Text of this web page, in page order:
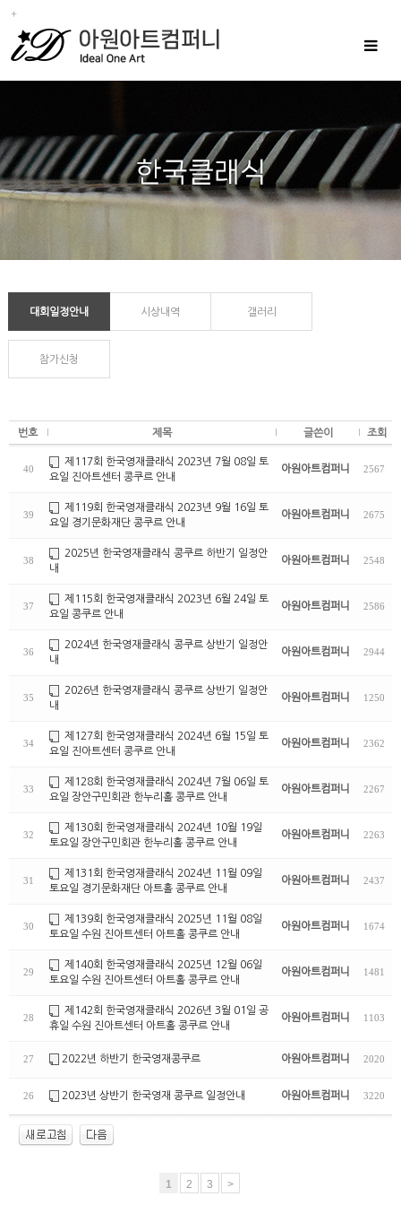
Toggle
대회일정안내 시상내역 갤러리
참가신청
번호 제목 글쓴이 조회
40
제117회 한국영재클래식 2023년 7월 08일 토
요일 진아트센터 콩쿠르 안내
아원아트컴퍼니 2567
39
제119회 한국영재클래식 2023년 9월 16일 토
요일 경기문화재단 콩쿠르 안내
아원아트컴퍼니 2675
38
2025년 한국영재클래식 콩쿠르 하반기 일정안
내
아원아트컴퍼니 2548
37
제115회 한국영재클래식 2023년 6월 24일 토
요일 콩쿠르 안내
아원아트컴퍼니 2586
36
2024년 한국영재클래식 콩쿠르 상반기 일정안
내
아원아트컴퍼니 2944
35
2026년 한국영재클래식 콩쿠르 상반기 일정안
내
아원아트컴퍼니 1250
34
제127회 한국영재클래식 2024년 6월 15일 토
요일 진아트센터 콩쿠르 안내
아원아트컴퍼니 2362
33
제128회 한국영재클래식 2024년 7월 06일 토
요일 장안구민회관 한누리홀 콩쿠르 안내
아원아트컴퍼니 2267
32
제130회 한국영재클래식 2024년 10월 19일
토요일 장안구민회관 한누리홀 콩쿠르 안내
아원아트컴퍼니 2263
31
제131회 한국영재클래식 2024년 11월 09일
토요일 경기문화재단 아트홀 콩쿠르 안내
아원아트컴퍼니 2437
30
제139회 한국영재클래식 2025년 11월 08일
토요일 수원 진아트센터 아트홀 콩쿠르 안내
아원아트컴퍼니 1674
29
제140회 한국영재클래식 2025년 12월 06일
토요일 수원 진아트센터 아트홀 콩쿠르 안내
아원아트컴퍼니 1481
28
제142회 한국영재클래식 2026년 3월 01일 공
휴일 수원 진아트센터 아트홀 콩쿠르 안내
아원아트컴퍼니 1103
27 2022년 하반기 한국영재콩쿠르 아원아트컴퍼니 2020
26 2023년 상반기 한국영재 콩쿠르 일정안내 아원아트컴퍼니 3220
1 2 3 >